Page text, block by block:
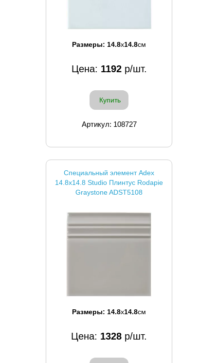
Размеры: 14.8x14.8см
Цена: 1192р/шт.
Купить
Артикул: 108727
Специальный элемент Adex
14.8x14.8 Studio Плинтус Rodapie
Graystone ADST5108
Размеры: 14.8x14.8см
Цена: 1328 р/шт.